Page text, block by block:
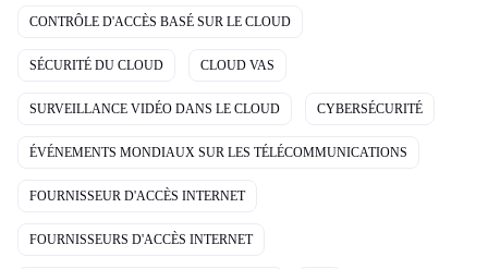
CONTRÔLE D'ACCÈS BASÉ SUR LE CLOUD
SÉCURITÉ DU CLOUD CLOUD VAS
SURVEILLANCE VIDÉO DANS LE CLOUD CYBERSÉCURITÉ
ÉVÉNEMENTS MONDIAUX SUR LES TÉLÉCOMMUNICATIONS
FOURNISSEUR D'ACCÈS INTERNET
FOURNISSEURS D'ACCÈS INTERNET